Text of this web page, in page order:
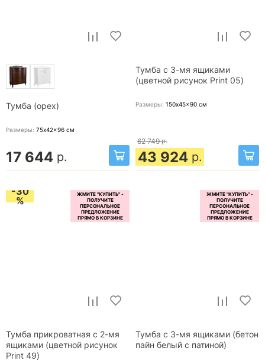
Тумба (орех)
Размеры: 75x42x96 см
17 644 р.
Тумба с 3-мя ящиками
(цветной рисунок Print 05)
Размеры: 150x45x90 см
62 749 р.
43 924 р.
-30
%
Тумба прикроватная с 2-мя
ящиками (цветной рисунок
Print 49)
Тумба с 3-мя ящиками (бетон
пайн белый с патиной)